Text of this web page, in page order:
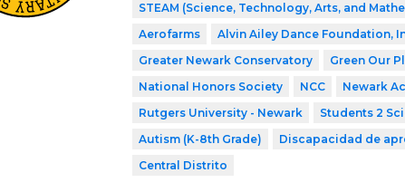
STEAM (Science, Technology, Arts, and
Aerofarms
Alvin Ailey Dance Foundation,
Greater Newark Conservatory
Green Our
National Honors Society
NCC Newark
Rutgers University - Newark
Students 2
Autism (K-8th Grade)
Discapacidad de
Central Distrito